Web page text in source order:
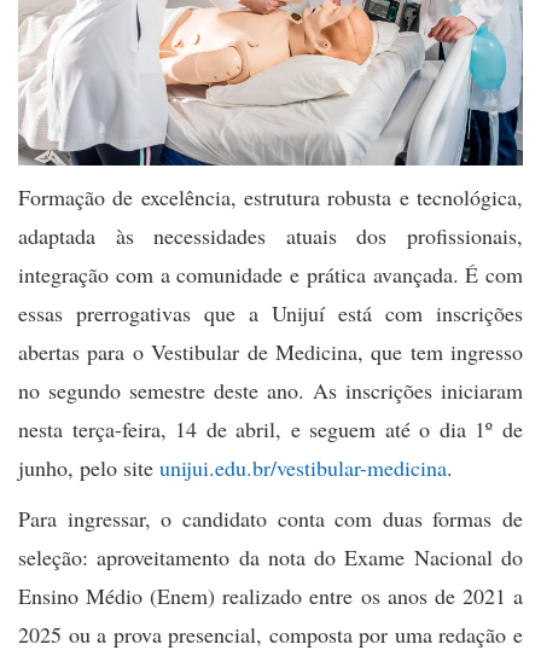
Formação de excelência, estrutura robusta e tecnológica,
adaptada às necessidades atuais dos profissionais,
integração com a comunidade e prática avançada. É com
essas prerrogativas que a Unijuí está com inscrições
abertas para o Vestibular de Medicina, que tem ingresso
no segundo semestre deste ano. As inscrições iniciaram
nesta terça-feira, 14 de abril, e seguem até o dia 1º de
junho, pelo site unijui.edu.br/vestibular-medicina.
Para ingressar, o candidato conta com duas formas de
seleção: aproveitamento da nota do Exame Nacional do
Ensino Médio (Enem) realizado entre os anos de 2021 a
2025 ou a prova presencial, composta por uma redação e